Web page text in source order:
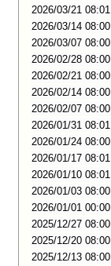
2026/03/21 08:01
2026/03/14 08:00
2026/03/07 08:00
2026/02/28 08:00
2026/02/21 08:00
2026/02/14 08:00
2026/02/07 08:00
2026/01/31 08:01
2026/01/24 08:00
2026/01/17 08:01
2026/01/10 08:01
2026/01/03 08:00
2026/01/01 00:00
2025/12/27 08:00
2025/12/20 08:00
2025/12/13 08:00